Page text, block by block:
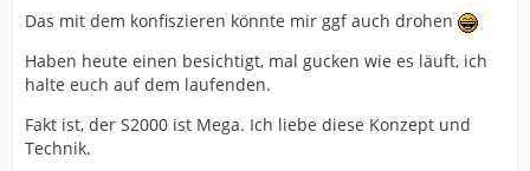
Das mit dem konfiszieren könnte mir ggf auch drohen
Haben heute einen besichtigt, mal gucken wie es läuft, ich
halte euch auf dem laufenden.
Fakt ist, der S2000 ist Mega. Ich liebe diese Konzept und
Technik.